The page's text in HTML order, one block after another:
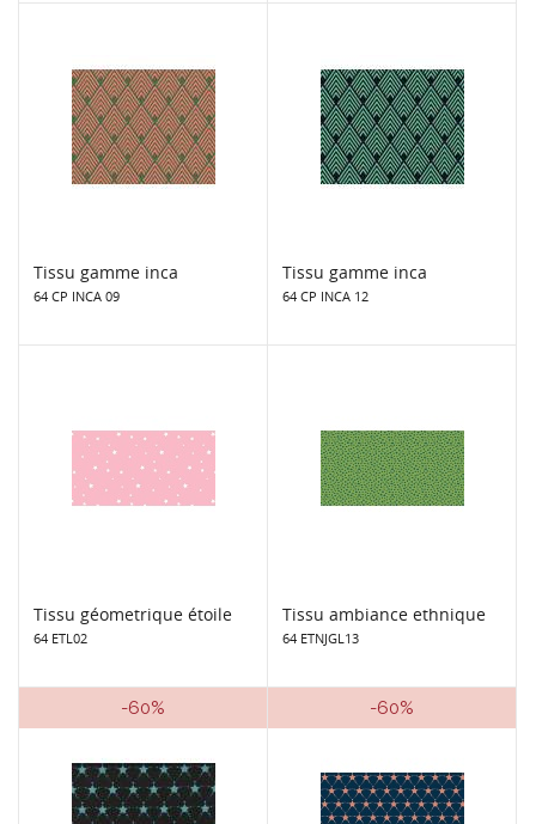
Tissu gamme inca
64 CP INCA 09
Tissu gamme inca
64 CP INCA 12
Tissu géometrique étoile
64 ETL02
Tissu ambiance ethnique
64 ETNJGL13
-60% -60%